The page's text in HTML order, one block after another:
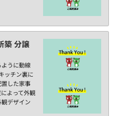
築 分譲
うに動線
ッチン裏に
した家事
よって外観
デザイン